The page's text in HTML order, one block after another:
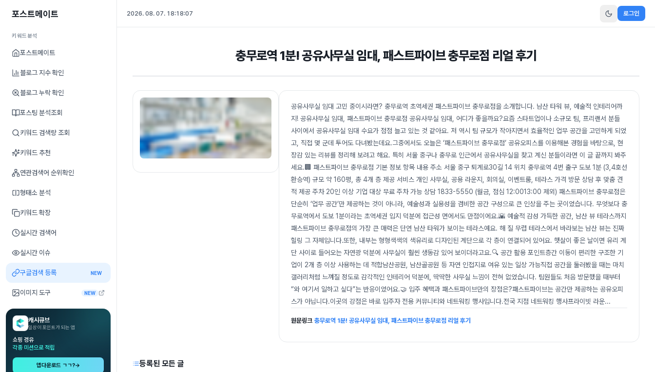
포스트메이트
키워드분석
포스트메이트
블로그 지수 확인
블로그 누락 확인
포스팅 분석조회
키워드 검색량 조회
키워드 추천
연관검색어 순위확인
형태소 분석
키워드 확장
실시간 검색어
실시간 이슈
구글검색 등록 NEW
이미지 도구 NEW
캐시큐브
일상이 포인트가 되는 앱
쇼핑 경유
각종 미션으로 적립
앱다운로드 ㄱㄱ?→
2026. 08. 07. 18:18:08 로그인
충무로역 1분! 공유사무실 임대, 패스트파이브 충무로점 리얼 후기
공유사무실 임대 고민 중이시라면? 충무로역 초역세권 패스트파이브 충무로점을 소개합니다. 남산 타워 뷰, 예술적 인테리어까
지! 공유사무실 임대, 패스트파이브 충무로점 공유사무실 임대, 어디가 좋을까요?요즘 스타트업이나 소규모 팀, 프리랜서 분들
사이에서 공유사무실 임대 수요가 점점 늘고 있는 것 같아요. 저 역시 팀 규모가 작아지면서 효율적인 업무 공간을 고민하게 되었
고, 직접 몇 군데 투어도 다녀봤는데요.그중에서도 오늘은 ‘패스트파이브 충무로점’ 공유오피스를 이용해본 경험을 바탕으로, 현
장감 있는 리뷰를 정리해 보려고 해요. 특히 서울 중구나 충무로 인근에서 공유사무실을 찾고 계신 분들이라면 이 글 끝까지 봐주
세요.🏢 패스트파이브 충무로점 기본 정보 항목 내용 주소 서울 중구 퇴계로30길 14 위치 충무로역 4번 출구 도보 1분 (3,4호선
환승역) 규모 약 160평, 총 4개 층 제공 서비스 개인 사무실, 공용 라운지, 회의실, 이벤트룸, 테라스 가격 방문 상담 후 맞춤 견
적 제공 주차 20인 이상 기업 대상 무료 주차 가능 상담 1833-5550 (월금, 점심 12:0013:00 제외) 패스트파이브 충무로점은
단순히 ‘업무 공간’만 제공하는 것이 아니라, 예술성과 실용성을 겸비한 공간 구성으로 큰 인상을 주는 곳이었습니다. 무엇보다 충
무로역에서 도보 1분이라는 초역세권 입지 덕분에 접근성 면에서도 만점이에요.🌇 예술적 감성 가득한 공간, 남산 뷰 테라스까지
패스트파이브 충무로점의 가장 큰 매력은 단연 남산 타워가 보이는 테라스예요. 해 질 무렵 테라스에서 바라보는 남산 뷰는 진짜
힐링 그 자체입니다.또한, 내부는 형형색색의 색유리로 디자인된 계단으로 각 층이 연결되어 있어요. 햇살이 좋은 날이면 유리 계
단 사이로 들어오는 자연광 덕분에 사무실이 훨씬 생동감 있어 보이더라고요.🔍 공간 활용 포인트층간 이동이 편리한 구조한 기
업이 2개 층 이상 사용하는 데 적합남산공원, 남산골공원 등 자연 인접지로 여유 있는 일상 가능직접 공간을 둘러봤을 때는 마치
갤러리처럼 느껴질 정도로 감각적인 인테리어 덕분에, 딱딱한 사무실 느낌이 전혀 없었습니다. 팀원들도 처음 방문했을 때부터
“와 여기서 일하고 싶다”는 반응이었어요.🤝 입주 혜택과 패스트파이브만의 장점은?패스트파이브는 공간만 제공하는 공유오피
스가 아닙니다.이곳의 강점은 바로 입주자 전용 커뮤니티와 네트워킹 행사입니다.전국 지점 네트워킹 행사프라이빗 라운...
원문링크 충무로역 1분! 공유사무실 임대, 패스트파이브 충무로점 리얼 후기
등록된 모든 글